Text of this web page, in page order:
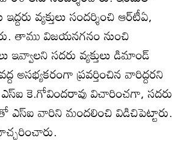
వ్యక్తులు సందర్శించి ఆర్‌టీఏ,
తాము విజయనగనం నుంచి
సదరు వ్యక్తులు డిమాండ్‌
ప్రవర్తించిన వారిద్దరని
ఎస్‌ఐ కె.గోవిందరావు విచారించగా, సదరు
ఎస్‌ఐ వారిని మందలించి విడిచిపెట్టారు.